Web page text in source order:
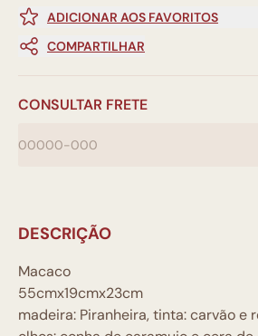
ADICIONAR AOS FAVORITOS
COMPARTILHAR
CONSULTAR FRETE
DESCRIÇÃO
Macaco
55cmx19cmx23cm
madeira: Piranheira, tinta: carvão e